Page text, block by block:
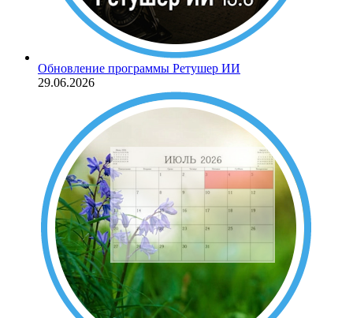
Обновление программы Ретушер ИИ
29.06.2026